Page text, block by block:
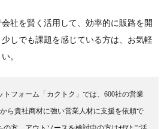
社を賢く活用して、効率的に販路を開
しでも課題を感じている方は、お気軽
。
トフォーム「カクトク」では、600社の営業
ら貴社商材に強い営業人材に支援を依頼で